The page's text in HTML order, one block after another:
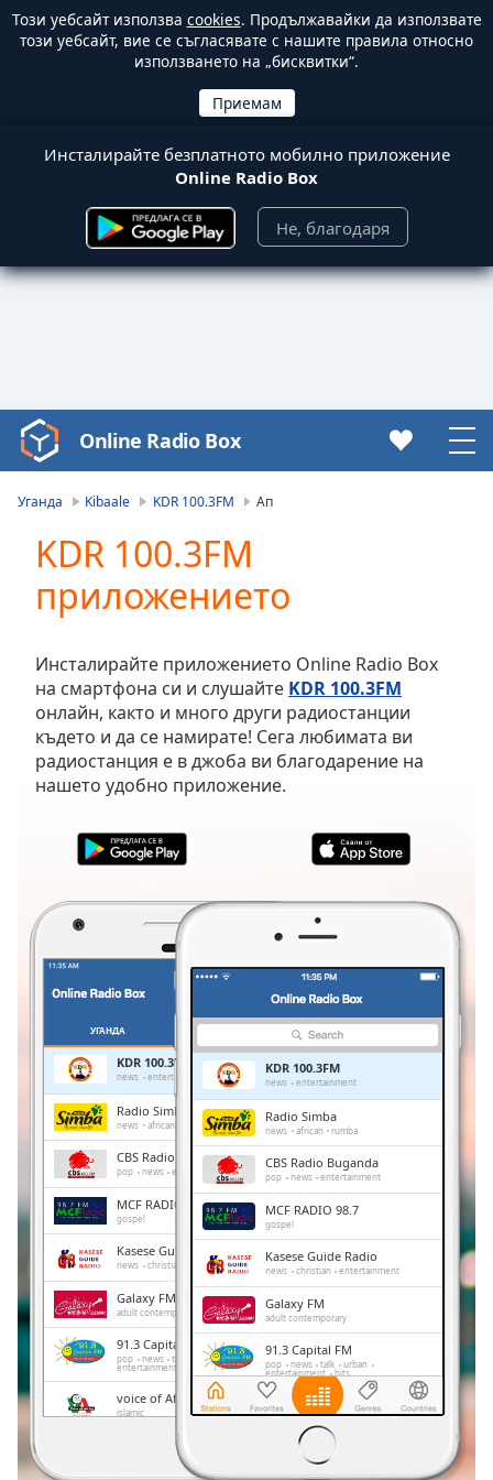
Този уебсайт използва cookies. Продължавайки да използвате
този уебсайт, вие се съгласявате с нашите правила относно
използването на „бисквитки“.
Инсталирайте безплатното мобилно приложение
Online Radio Box
Не, благодаря
Video
Player
Video
Skip
Forward
Mute
Current
Time0:00
Duration-:-
Seek to
live,
behind
LIVE
Playback
Chapters
Chapters
descriptions
off,
selected
Subtitles
settings,
Online Radio Box
Уганда Kibaale KDR 100.3FM Ап
KDR 100.3FM
приложението
Инсталирайте приложението Online Radio Box
на смартфона си и слушайте KDR 100.3FM
онлайн, както и много други радиостанции
където и да се намирате! Сега любимата ви
радиостанция е в джоба ви благодарение на
нашето удобно приложение.
УГАНДА
KDR 100.3FM
news entertainment
Radio Simba
news african rumba
CBS Radio Buganda
pop news entertainment
MCF RADIO 98.7
gospel
Kasese Guide Radio
news christian entertainment
Galaxy FM
adult contemporary
91.3 Capital FM
pop news talk urban
entertainment
voice of Africa Radio
islamic
Bukedde FM
KDR 100.3FM
news entertainment
Radio Simba
news african rumba
CBS Radio Buganda
pop news entertainment
MCF RADIO 98.7
gospel
Kasese Guide Radio
news christian entertainment
Galaxy FM
adult contemporary
91.3 Capital FM
pop news talk urban
entertainment hits
voice of Africa Radio
islamic
Bukedde FM